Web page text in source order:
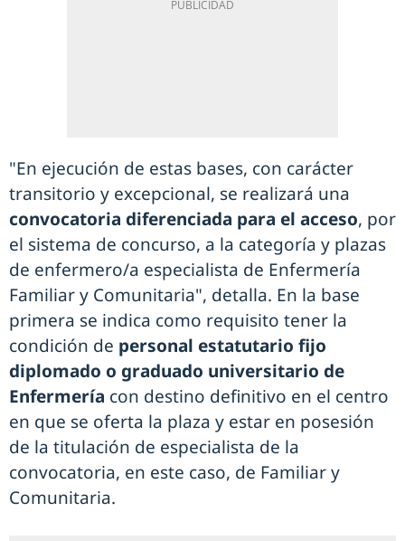
"En ejecución de estas bases, con carácter
transitorio y excepcional, se realizará una
convocatoria diferenciada para el acceso, por
el sistema de concurso, a la categoría y plazas
de enfermero/a especialista de Enfermería
Familiar y Comunitaria", detalla. En la base
primera se indica como requisito tener la
condición de personal estatutario fijo
diplomado o graduado universitario de
Enfermería con destino definitivo en el centro
en que se oferta la plaza y estar en posesión
de la titulación de especialista de la
convocatoria, en este caso, de Familiar y
Comunitaria.